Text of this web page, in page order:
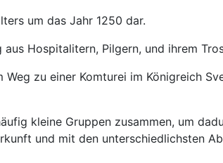
um das Jahr 1250 dar.
Hospitalitern, Pilgern, und ihrem
zu einer Komturei im Königreich
kleine Gruppen zusammen, um
und mit den unterschiedlichsten